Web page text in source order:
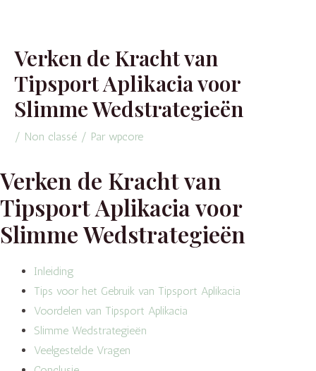
contenuVerken de Kracht van
Tipsport Aplikacia voor
Slimme Wedstrategieën
/ Non classé / Par wpcore
Verken de Kracht van
Tipsport Aplikacia voor
Slimme Wedstrategieën
Inleiding
Tips voor het Gebruik van Tipsport Aplikacia
Voordelen van Tipsport Aplikacia
Slimme Wedstrategieën
Veelgestelde Vragen
l’article